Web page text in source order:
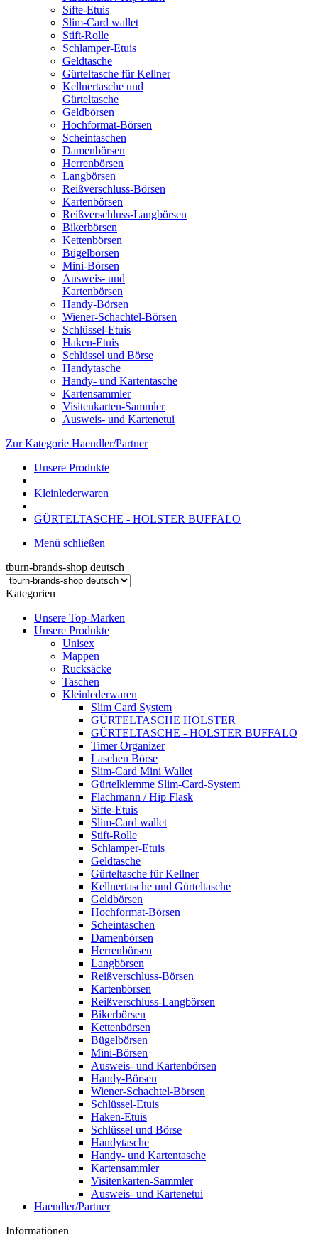
Sifte-Etuis
Slim-Card wallet
Stift-Rolle
Schlamper-Etuis
Geldtasche
Gürteltasche für Kellner
Kellnertasche und
Gürteltasche
Geldbörsen
Hochformat-Börsen
Scheintaschen
Damenbörsen
Herrenbörsen
Langbörsen
Reißverschluss-Börsen
Kartenbörsen
Reißverschluss-Langbörsen
Bikerbörsen
Kettenbörsen
Bügelbörsen
Mini-Börsen
Ausweis- und
Kartenbörsen
Handy-Börsen
Wiener-Schachtel-Börsen
Schlüssel-Etuis
Haken-Etuis
Schlüssel und Börse
Handytasche
Handy- und Kartentasche
Kartensammler
Visitenkarten-Sammler
Ausweis- und Kartenetui
Zur Kategorie Haendler/Partner
Unsere Produkte
Kleinlederwaren
GÜRTELTASCHE - HOLSTER BUFFALO
Menü schließen
tburn-brands-shop deutsch
Kategorien
Unsere Top-Marken
Unsere Produkte
Unisex
Mappen
Rucksäcke
Taschen
Kleinlederwaren
Slim Card System
GÜRTELTASCHE HOLSTER
GÜRTELTASCHE - HOLSTER BUFFALO
Timer Organizer
Laschen Börse
Slim-Card Mini Wallet
Gürtelklemme Slim-Card-System
Flachmann / Hip Flask
Sifte-Etuis
Slim-Card wallet
Stift-Rolle
Schlamper-Etuis
Geldtasche
Gürteltasche für Kellner
Kellnertasche und Gürteltasche
Geldbörsen
Hochformat-Börsen
Scheintaschen
Damenbörsen
Herrenbörsen
Langbörsen
Reißverschluss-Börsen
Kartenbörsen
Reißverschluss-Langbörsen
Bikerbörsen
Kettenbörsen
Bügelbörsen
Mini-Börsen
Ausweis- und Kartenbörsen
Handy-Börsen
Wiener-Schachtel-Börsen
Schlüssel-Etuis
Haken-Etuis
Schlüssel und Börse
Handytasche
Handy- und Kartentasche
Kartensammler
Visitenkarten-Sammler
Ausweis- und Kartenetui
Haendler/Partner
Informationen